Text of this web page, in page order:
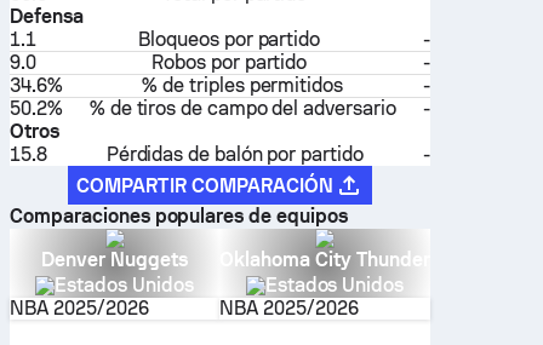
Defensa
1.1
Bloqueos por partido
-
9.0
Robos por partido
-
34.6%
% de triples permitidos
-
50.2%
% de tiros de campo del adversario
-
Otros
15.8
Pérdidas de balón por partido
-
COMPARTIR COMPARACIÓN
Comparaciones populares de equipos
Denver Nuggets
Estados Unidos
NBA 2025/2026
Oklahoma City Thunder
Estados Unidos
NBA 2025/2026